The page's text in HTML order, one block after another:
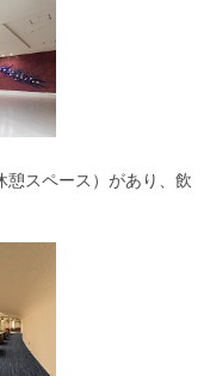
憩スペース）があり、飲